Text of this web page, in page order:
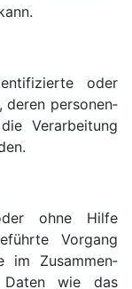
oder
deren personen­
Verarbei­tung
ohne Hilfe
Vorgang
im Zusammen­
Daten wie das